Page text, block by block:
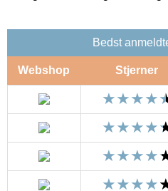
Bedst
Webshop Stjerner